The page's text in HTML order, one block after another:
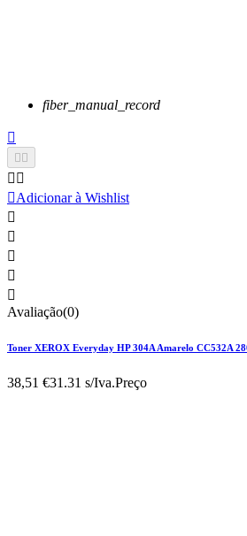
fiber_manual_record

 
 
Adicionar à Wishlist





Avaliação(0)
Toner XEROX Everyday HP 304A Amarelo CC532A
38,51 €31.31 s/Iva.Preço